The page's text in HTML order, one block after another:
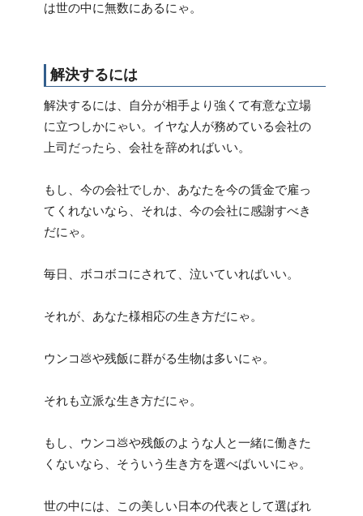
は世の中に無数にあるにゃ。
解決するには
解決するには、自分が相手より強くて有意な立場
に立つしかにゃい。イヤな人が務めている会社の
上司だったら、会社を辞めればいい。
もし、今の会社でしか、あなたを今の賃金で雇っ
てくれないなら、それは、今の会社に感謝すべき
だにゃ。
毎日、ボコボコにされて、泣いていればいい。
それが、あなた様相応の生き方だにゃ。
ウンコ💩や残飯に群がる生物は多いにゃ。
それも立派な生き方だにゃ。
もし、ウンコ💩や残飯のような人と一緒に働きた
くないなら、そういう生き方を選べばいいにゃ。
世の中には、この美しい日本の代表として選ばれ